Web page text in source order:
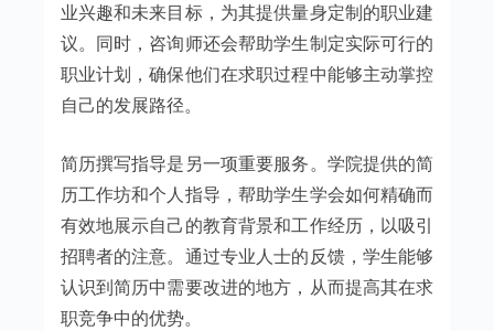
业兴趣和未来目标，为其提供量身定制的职业建
议。同时，咨询师还会帮助学生制定实际可行的
职业计划，确保他们在求职过程中能够主动掌控
自己的发展路径。
简历撰写指导是另一项重要服务。学院提供的简
历工作坊和个人指导，帮助学生学会如何精确而
有效地展示自己的教育背景和工作经历，以吸引
招聘者的注意。通过专业人士的反馈，学生能够
认识到简历中需要改进的地方，从而提高其在求
职竞争中的优势。